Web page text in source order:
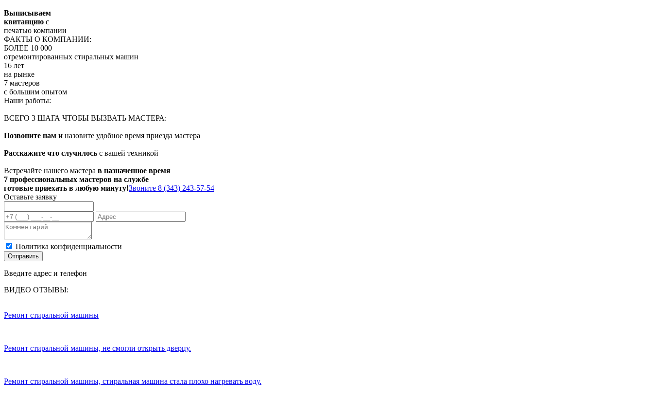
Выписываем
квитанцию с
печатью компании
ФАКТЫ О КОМПАНИИ:
БОЛЕЕ 10 000
отремонтированных стиральных машин
16 лет
на рынке
7 мастеров
с большим опытом
Наши работы:
ВСЕГО 3 ШАГА ЧТОБЫ ВЫЗВАТЬ МАСТЕРА:
Позвоните нам и назовите удобное время приезда мастера
Расскажите что случилось с вашей техникой
Встречайте нашего мастера в назначенное время
7 профессиональных мастеров на службе
готовые приехать в любую минуту!Звоните 8 (343) 243-57-54
Оставьте заявку
Политика конфиденциальности
Отправить
Введите адрес и телефон
ВИДЕО ОТЗЫВЫ:
Ремонт стиральной машины
Ремонт стиральной машины, не смогли открыть дверцу.
Ремонт стиральной машины, стиральная машина стала плохо нагревать воду.